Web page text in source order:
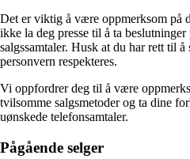
Det er viktig å være oppmerksom på
ikke la deg presse til å ta
salgssamtaler. Husk at du har rett til
personvern respekteres.
Vi oppfordrer deg til å være
tvilsomme salgsmetoder og ta dine
uønskede telefonsamtaler.
Pågående selger